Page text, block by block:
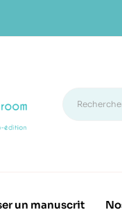
un manuscrit